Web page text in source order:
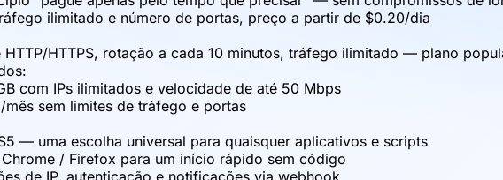
ilimitado e número de portas, preço a partir de $0.20/dia
HTTPS, rotação a cada 10 minutos, tráfego ilimitado — plano
com IPs ilimitados e velocidade de até 50 Mbps
sem limites de tráfego e portas
— uma escolha universal para quaisquer aplicativos e scripts
/ Firefox para um início rápido sem código
de IP, autenticação e notificações via webhook